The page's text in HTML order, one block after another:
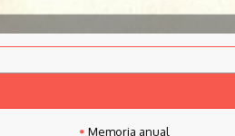
Memoria anual